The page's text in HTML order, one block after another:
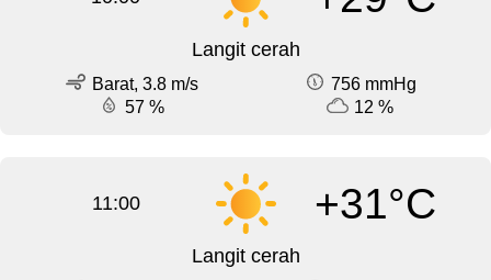
Langit cerah
Barat, 3.8 m/s
756 mmHg
57 %
12 %
11:00 +31°C
Langit cerah